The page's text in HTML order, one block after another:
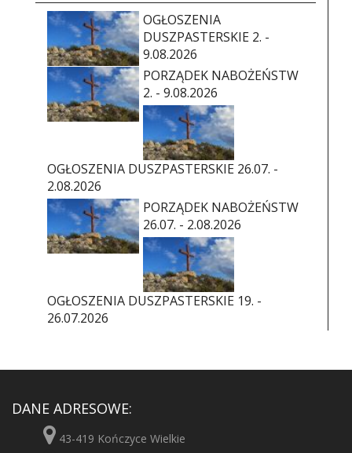
OGŁOSZENIA
DUSZPASTERSKIE 2. -
9.08.2026
PORZĄDEK NABOŻEŃSTW
2. - 9.08.2026
OGŁOSZENIA DUSZPASTERSKIE 26.07. -
2.08.2026
PORZĄDEK NABOŻEŃSTW
26.07. - 2.08.2026
OGŁOSZENIA DUSZPASTERSKIE 19. -
26.07.2026
DANE ADRESOWE:
43-419 Kończyce Wielkie